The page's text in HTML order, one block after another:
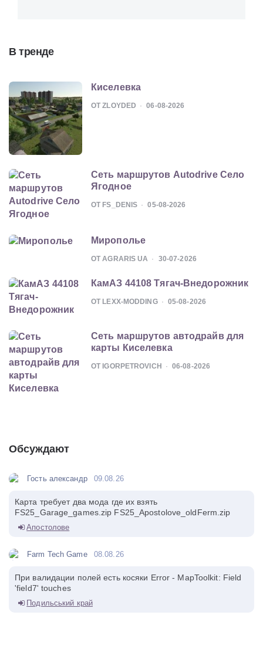
В тренде
Киселевка
ОТ ZLOYDED 06-08-2026
Сеть маршрутов Autodrive Село
Ягодное
ОТ FS_DENIS 05-08-2026
Мирополье
ОТ AGRARIS UA 30-07-2026
КамАЗ 44108 Тягач-Внедорожник
ОТ LEXX-MODDING 05-08-2026
Сеть маршрутов автодрайв для
карты Киселевка
ОТ IGORPETROVICH 06-08-2026
Обсуждают
Гость александр 09.08.26
Карта требует два мода где их взять
FS25_Garage_games.zip FS25_Apostolove_oldFerm.zip
Апостолове
Farm Tech Game 08.08.26
При валидации полей есть косяки Error - MapToolkit: Field
'field7' touches
Подильський край